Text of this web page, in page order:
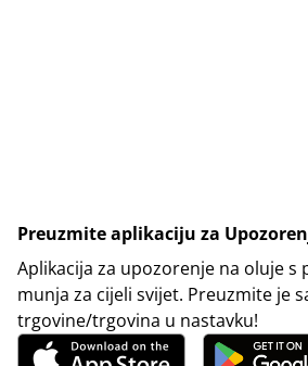
Preuzmite aplikaciju za
Aplikacija za upozorenje na oluje
munja za cijeli svijet. Preuzmite je
trgovine/trgovina u nastavku!